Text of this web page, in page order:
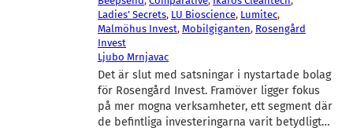
Ladies’ Secrets, LU Bioscience, Lumitec
Malmöhus Invest, Mobilgiganten, Rosengård
Invest
Ljubo Mrnjavac
Det är slut med satsningar i nystartade bolag
för Rosengård Invest. Framöver ligger fokus
på mer mogna verksamheter, ett segment där
de befintliga investeringarna varit betydligt…